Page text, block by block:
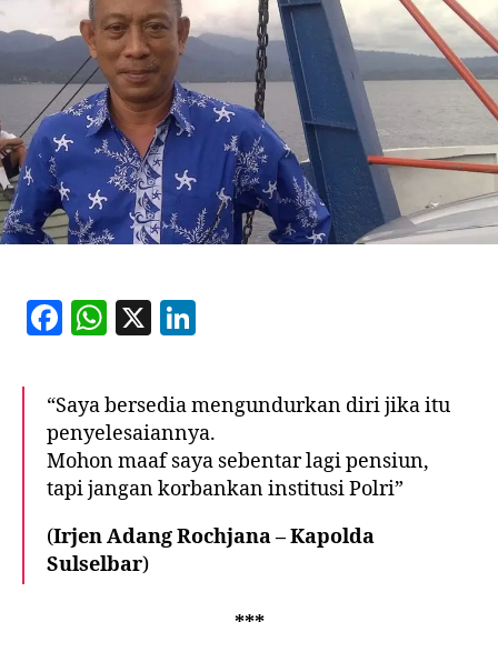
F
c
e
b
o
o
k
W
at
s
A
p
p
X
k
e
dI
n
“Saya bersedia mengundurkan diri jika itu
penyelesaiannya.
Mohon maaf saya sebentar lagi pensiun,
tapi jangan korbankan institusi Polri”
(Irjen Adang Rochjana – Kapolda
Sulselbar)
***